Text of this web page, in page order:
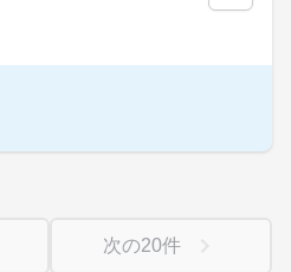
次の20件